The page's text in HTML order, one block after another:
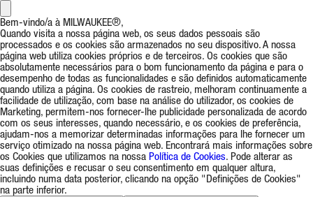
Bem-vindo/a à MILWAUKEE®,
Quando visita a nossa página web, os seus dados pessoais são
processados e os cookies são armazenados no seu dispositivo. A nossa
página web utiliza cookies próprios e de terceiros. Os cookies que são
absolutamente necessários para o bom funcionamento da página e para o
desempenho de todas as funcionalidades e são definidos automaticamente
quando utiliza a página. Os cookies de rastreio, melhoram continuamente a
facilidade de utilização, com base na análise do utilizador, os cookies de
Marketing, permitem-nos fornecer-lhe publicidade personalizada de acordo
com os seus interesses, quando necessário, e os cookies de preferência,
ajudam-nos a memorizar determinadas informações para lhe fornecer um
serviço otimizado na nossa página web. Encontrará mais informações sobre
os Cookies que utilizamos na nossa Política de Cookies. Pode alterar as
suas definições e recusar o seu consentimento em qualquer altura,
incluindo numa data posterior, clicando na opção "Definições de Cookies"
na parte inferior.